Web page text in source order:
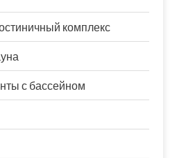
комплекс
с бассейном